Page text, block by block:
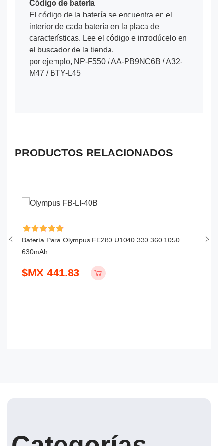
Código de batería
El código de la batería se encuentra en el
interior de cada batería en la placa de
características. Lee el código e introdúcelo en
el buscador de la tienda.
por ejemplo, NP-F550 / AA-PB9NC6B / A32-
M47 / BTY-L45
PRODUCTOS RELACIONADOS
Batería Para Olympus FE280 U1040 330 360 1050
630mAh
$MX 441.83